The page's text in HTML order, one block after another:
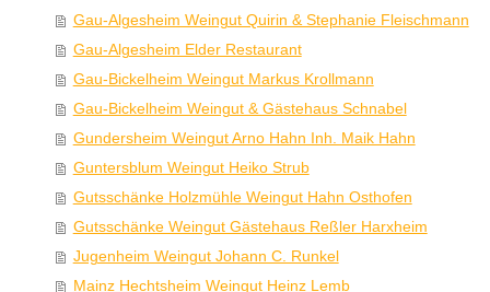
Gau-Algesheim Weingut Quirin & Stephanie Fleischmann
Gau-Algesheim Elder Restaurant
Gau-Bickelheim Weingut Markus Krollmann
Gau-Bickelheim Weingut & Gästehaus Schnabel
Gundersheim Weingut Arno Hahn Inh. Maik Hahn
Guntersblum Weingut Heiko Strub
Gutsschänke Holzmühle Weingut Hahn Osthofen
Gutsschänke Weingut Gästehaus Reßler Harxheim
Jugenheim Weingut Johann C. Runkel
Mainz Hechtsheim Weingut Heinz Lemb